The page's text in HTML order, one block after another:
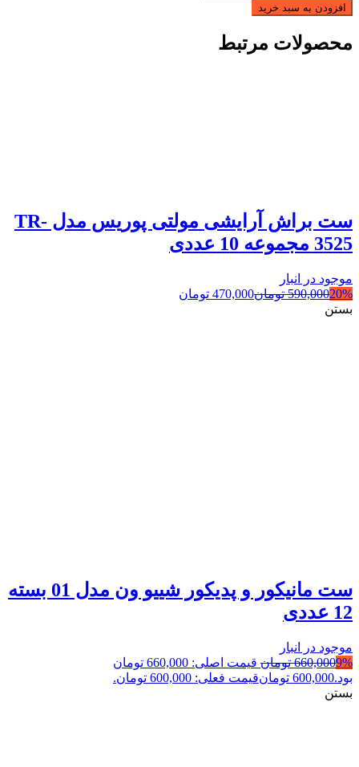
افزودن به سبد خرید
محصولات مرتبط
ست براش آرایشی مولتی پوریس مدل TR-
3525 مجموعه 10 عددی
موجود در انبار
20%
590,000 تومان470,000 تومان
بستن
ست مانیکور و پدیکور شییو ون مدل 01 بسته
12 عددی
موجود در انبار
9%
660,000 تومان
قیمت اصلی: 660,000 تومان
بود.600,000 تومانقیمت فعلی: 600,000 تومان.
بستن